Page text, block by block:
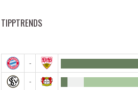
TIPPTRENDS
-
-